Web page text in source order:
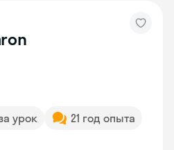
урок
21 год опыта